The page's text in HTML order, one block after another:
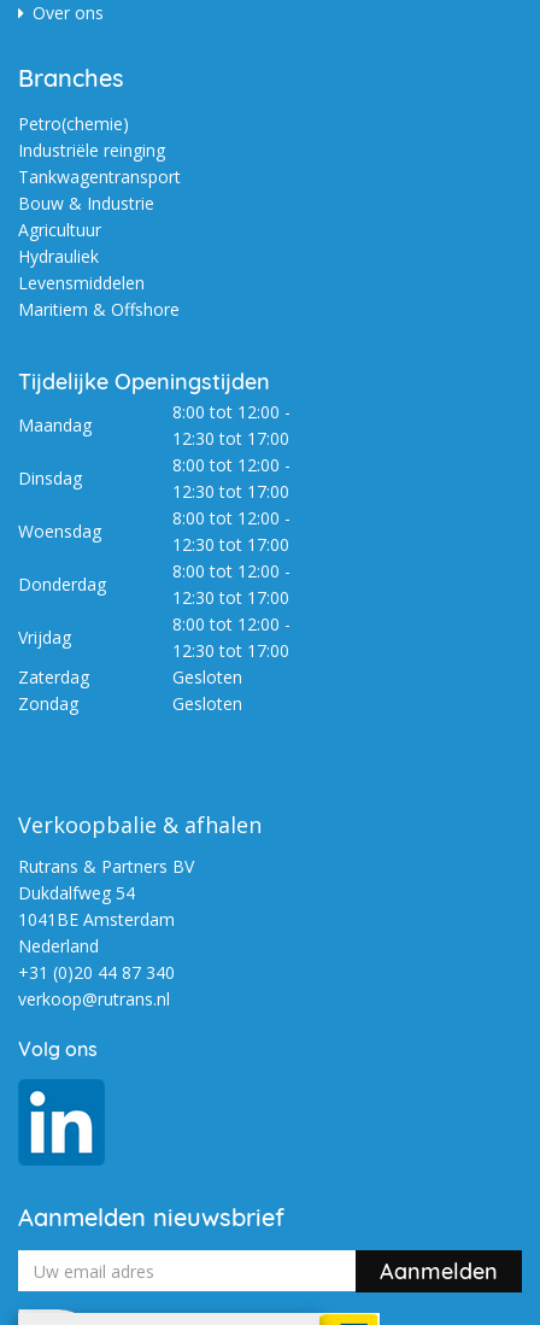
Over ons
Branches
Petro(chemie)
Industriële reinging
Tankwagentransport
Bouw & Industrie
Agricultuur
Hydrauliek
Levensmiddelen
Maritiem & Offshore
Tijdelijke Openingstijden
Maandag
8:00 tot 12:00 -
12:30 tot 17:00
Dinsdag
8:00 tot 12:00 -
12:30 tot 17:00
Woensdag
8:00 tot 12:00 -
12:30 tot 17:00
Donderdag
8:00 tot 12:00 -
12:30 tot 17:00
Vrijdag
8:00 tot 12:00 -
12:30 tot 17:00
Zaterdag
Gesloten
Zondag
Gesloten
Verkoopbalie & afhalen
Rutrans & Partners BV
Dukdalfweg 54
1041BE Amsterdam
Nederland
+31 (0)20 44 87 340
verkoop@rutrans.nl
Volg ons
Aanmelden nieuwsbrief